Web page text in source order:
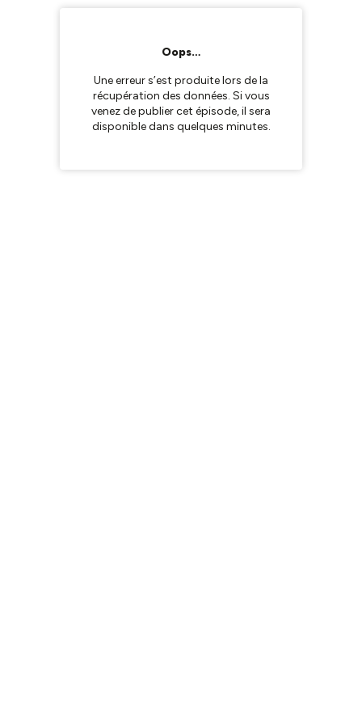
Oops…
Une erreur s’est produite lors de la
récupération des données. Si vous
venez de publier cet épisode, il sera
disponible dans quelques minutes.